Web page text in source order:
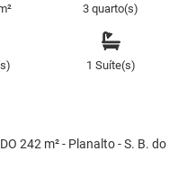
3 quarto(s)
1 Suíte(s)
242 m² - Planalto - S. B. do